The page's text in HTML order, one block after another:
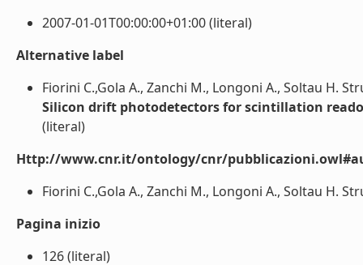
2007-01-01T00:00:00+01:00 (literal)
Alternative label
Fiorini C.,Gola A., Zanchi M., Longoni A., Soltau H.
Silicon drift photodetectors for scintillation
(literal)
Http://www.cnr.it/ontology/cnr/
Fiorini C.,Gola A., Zanchi M., Longoni A., Soltau H.
Pagina inizio
126 (literal)